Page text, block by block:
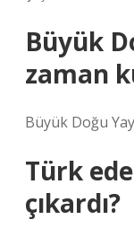
Büyük
zaman
Büyük Doğu
Türk
çıkardı?